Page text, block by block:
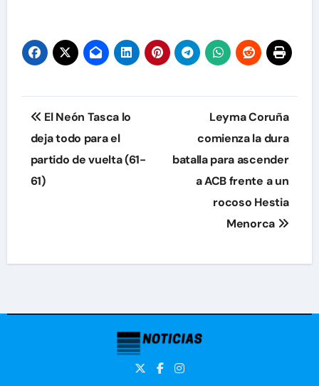
Navegación
de
entradas
El Neón Tasca lo
deja todo para el
partido de vuelta (61-
61)
Leyma Coruña
comienza la dura
batalla para ascender
a ACB frente a un
rocoso Hestia
Menorca